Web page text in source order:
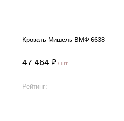
Кровать Мишель ВМФ-6638
47 464 ₽ / шт
Рейтинг: